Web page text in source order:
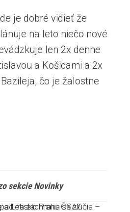
je dobré vidieť že
na leto niečo nové
len 2x denne
a Košicami a 2x
čo je žalostne
sekcie Novinky